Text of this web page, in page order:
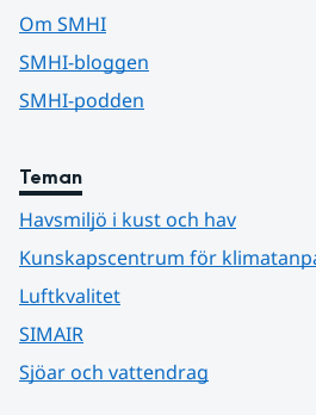
Om SMHI
SMHI-bloggen
SMHI-podden
Teman
Havsmiljö i kust och hav
Kunskapscentrum för
Luftkvalitet
SIMAIR
Sjöar och vattendrag